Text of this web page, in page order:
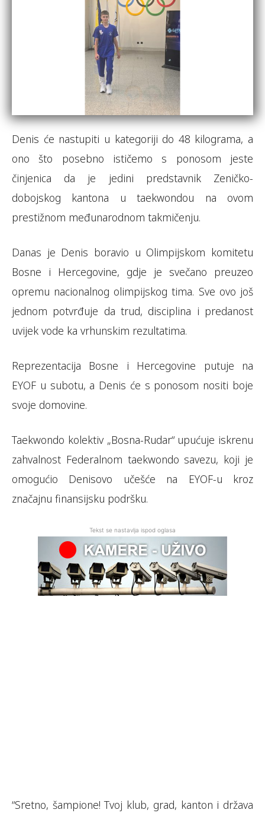
Denis će nastupiti u kategoriji do 48 kilograma, a
ono što posebno ističemo s ponosom jeste
činjenica da je jedini predstavnik Zeničko-
dobojskog kantona u taekwondou na ovom
prestižnom međunarodnom takmičenju.
Danas je Denis boravio u Olimpijskom komitetu
Bosne i Hercegovine, gdje je svečano preuzeo
opremu nacionalnog olimpijskog tima. Sve ovo još
jednom potvrđuje da trud, disciplina i predanost
uvijek vode ka vrhunskim rezultatima.
Reprezentacija Bosne i Hercegovine putuje na
EYOF u subotu, a Denis će s ponosom nositi boje
svoje domovine.
Taekwondo kolektiv „Bosna-Rudar“ upućuje iskrenu
zahvalnost Federalnom taekwondo savezu, koji je
omogućio Denisovo učešće na EYOF-u kroz
značajnu finansijsku podršku.
Tekst se nastavlja ispod oglasa
“Sretno, šampione! Tvoj klub, grad, kanton i država